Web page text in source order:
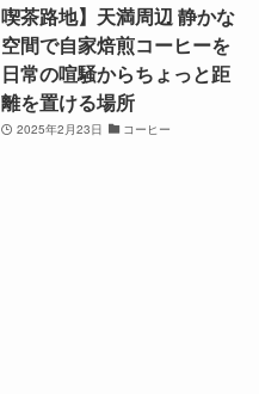
喫茶路地】天満周辺 静かな
空間で自家焙煎コーヒーを
日常の喧騒からちょっと距
離を置ける場所
2025年2月23日 コーヒー